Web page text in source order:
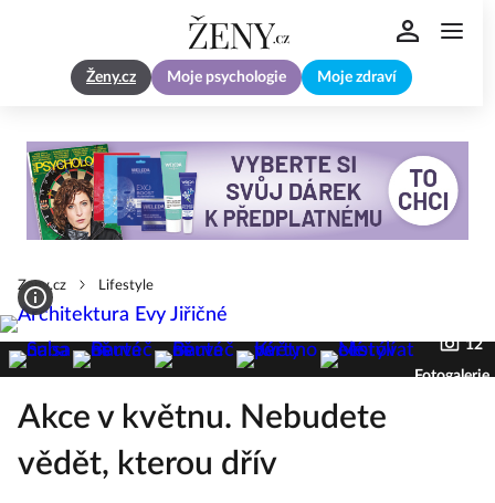
Ženy.cz Moje psychologie Moje zdraví
Zeny.cz Lifestyle
12
Fotogalerie
Akce v květnu. Nebudete
vědět, kterou dřív